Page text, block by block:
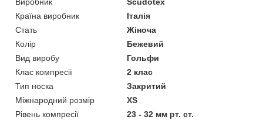
Виробник
Scudotex
Країна виробник
Італія
Стать
Жіноча
Колір
Бежевий
Вид виробу
Гольфи
Клас компресії
2 клас
Тип носка
Закритий
Міжнародний розмір
XS
Рівень компресії
23 - 32 мм рт. ст.